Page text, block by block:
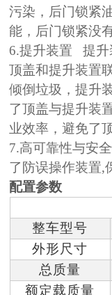
污染，后门锁紧
能，后门锁紧没
6.提升装置
提升
顶盖和提升装置
倾倒垃圾，提升
了顶盖与提升装
业效率，避免了
7.高可靠性与安
了防误操作装置,
配置参数
整车型号
外形尺寸
总质量
额定载质量